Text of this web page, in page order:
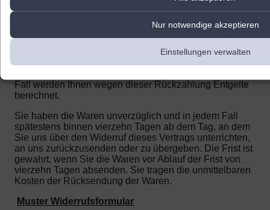
Nur notwendige akzeptieren
Einstellungen verwalten
haben), unverzüglich und spätestens binnen vierzehn
Tagen ab dem Tag zurückzuzahlen, an dem die
Mitteilung über Ihren Widerruf dieses Vertrags bei uns
eingegangen ist. Für diese Rückzahlung verwenden wir
dasselbe Zahlungsmittel, das Sie bei der ursprünglichen
Transaktion eingesetzt haben, es sei denn, mit Ihnen
Fall werden Ihnen wegen dieser Rückzahlung Entgelte
berechnet.
Sie haben die Waren unverzüglich und in jedem Fall
spätestens binnen vierzehn Tagen ab dem Tag, an dem
Sie uns über den Widerruf dieses Vertrags unterrichten,
an uns zurückzusenden oder zu übergeben. Die Frist ist
gewahrt, wenn Sie die Waren vor Ablauf der Frist von
vierzehn Tagen absenden. Sie tragen die unmittelbaren
Kosten der Rücksendung der Waren.
Muster Widerrufsformular